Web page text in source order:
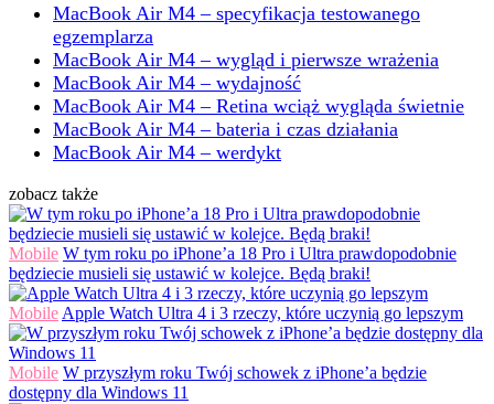
MacBook Air M4 – specyfikacja testowanego
egzemplarza
MacBook Air M4 – wygląd i pierwsze wrażenia
MacBook Air M4 – wydajność
MacBook Air M4 – Retina wciąż wygląda świetnie
MacBook Air M4 – bateria i czas działania
MacBook Air M4 – werdykt
zobacz także
Mobile W tym roku po iPhone’a 18 Pro i Ultra prawdopodobnie
będziecie musieli się ustawić w kolejce. Będą braki!
Mobile Apple Watch Ultra 4 i 3 rzeczy, które uczynią go lepszym
Mobile W przyszłym roku Twój schowek z iPhone’a będzie
dostępny dla Windows 11